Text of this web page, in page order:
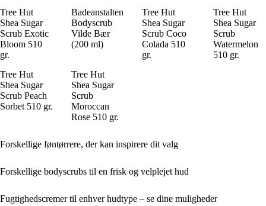
Tree Hut
Shea Sugar
Scrub Exotic
Bloom 510
gr.
Badeanstalten
Bodyscrub
Vilde Bær
(200 ml)
Tree Hut
Shea Sugar
Scrub Coco
Colada 510
gr.
Tree Hut
Shea Sugar
Scrub
Watermelon
510 gr.
Tree Hut
Shea Sugar
Scrub Peach
Sorbet 510 gr.
Tree Hut
Shea Sugar
Scrub
Moroccan
Rose 510 gr.
Forskellige føntørrere, der kan inspirere dit valg
Forskellige bodyscrubs til en frisk og velplejet hud
Fugtighedscremer til enhver hudtype – se dine muligheder